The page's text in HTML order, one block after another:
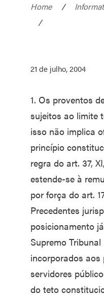
Home /
/
21 de julho, 2004
1. Os proventos
sujeitos ao limite
isso não implica
princípio
regra do art. 37,
estende-se à
por força do art.
Precedentes
posicionamento
Supremo Tribunal
incorporados aos
servidores
do teto